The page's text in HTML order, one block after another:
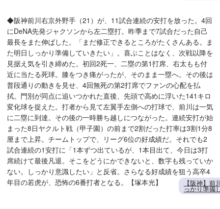
◆阪神前川右京外野手（21）が、11試合連続の安打を放った。4回
にDeNA先発ジャクソンから左二塁打。昨季まで7試合だった自己
最長をまた伸ばした。「まだ修正できるところがたくさんある。ま
た明日しっかり準備していきたい」。喜ぶことはなく、次戦以降を
見据え気を引き締めた。初回2死一、二塁の第1打席、右太もも付
近に当たる死球。膝をつき痛がったが、そのまま一塁へ。その後は
普段通りの動きを見せ、4回無死の第2打席でファンの心配を払
拭。門別が同点に追いつかれた直後、先頭で高めに浮いた141キロ
変化球を捉えた。打者から見て左翼手左側への打球で、前川は一気
に二塁に到達。その後の一時勝ち越しにつながった。連続安打が始
まった8日ヤクルト戦（甲子園）の前まで2割だった打率は3割1分8
厘まで上昇。チームトップで、リーグ6位の好成績だ。それでも2
試合連続の1安打に「1本ずつ出ているが、1本目出て、今日は3打
席続けて最後凡退。そこをどうにかできないと、数字も残っていか
ない。しっかり意識したい」と反省。さらなる好成績を狙う高卒4
年目の若虎が、恐怖の6番打者となる。【塚本光】
【阪神】
っかり準備